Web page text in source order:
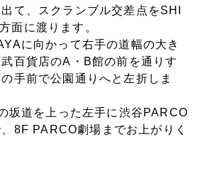
て、スクランブル交差点をSHI
面に渡ります。
に向かって右手の道幅の大き
百貨店のA・B館の前を通りす
手前で公園通りへと左折しま
坂道を上った左手に渋谷PARCO
8F PARCO劇場までお上がりく